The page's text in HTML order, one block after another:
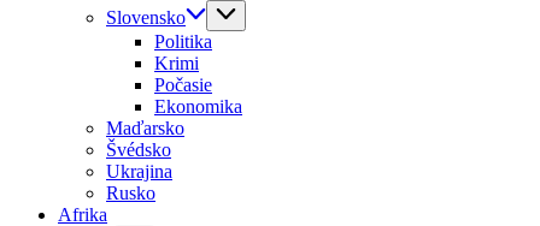
Slovensko
Politika
Krimi
Počasie
Ekonomika
Maďarsko
Švédsko
Ukrajina
Rusko
Afrika